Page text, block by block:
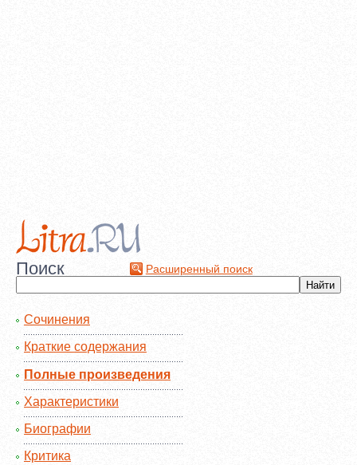
Поиск Расширенный поиск
Сочинения
Краткие содержания
Полные произведения
Характеристики
Биографии
Критика